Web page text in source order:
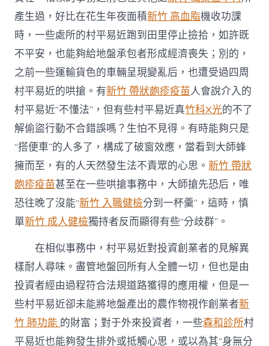
產生過，好比在花生年夜面積新竹 高血脂機收功課
時，一些處所的村平易近跑到田里停止撿拾，如許既
不平安，也能夠給地盤承包者形成經濟喪失；別的，
之前一些運輸貨色的車輛呈現變亂后，也遭受過四周
村平易近的哄搶。有新竹 帶狀皰疹疫苗人會說介入的
村平易近“不懂法”，但有些村平易近真竹科X光的不了
解偷盜行動不合錯誤嗎？生怕不見得。有時能夠只是
“搭便車”的人多了，構成了破窗效應，當看到大師蜂
擁而至，有的人天然發生法不責眾的心思。新竹 帶狀
皰疹疫苗甚至在一些哄搶事務中，大師搶先恐后，唯
恐往晚了沒能“新竹 入職健檢分到一杯羹”，這時，慎
單新竹 成人健檢獨持者反而顯得有些“分歧群”。
在相似事務中，村平易近對投資創業者的見解異
樣耐人尋味。盡管地盤回所有人全體一切，但也是由
投資者經由過程符合法規道路獲得的應用權，但是一
些村平易近卻未能將地盤產出的農作物視作創業者新
竹 肺功能 的財富；對于外來投資者，一些森和診所村
平易近也能夠發生排外或抵觸心思，或以為其“身無分